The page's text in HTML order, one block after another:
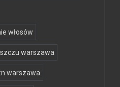
włosów
warszawa
warszawa